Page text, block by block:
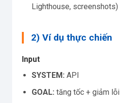
Lighthouse, screenshots)
2) Ví dụ thực chiến
Input
SYSTEM: API
GOAL: tăng tốc + giảm lỗi